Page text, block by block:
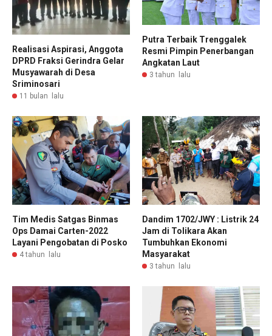
Realisasi Aspirasi, Anggota
DPRD Fraksi Gerindra Gelar
Musyawarah di Desa
Sriminosari
11 bulan lalu
Putra Terbaik Trenggalek
Resmi Pimpin Penerbangan
Angkatan Laut
3 tahun lalu
Tim Medis Satgas Binmas
Ops Damai Carten-2022
Layani Pengobatan di Posko
4 tahun lalu
Dandim 1702/JWY : Listrik 24
Jam di Tolikara Akan
Tumbuhkan Ekonomi
Masyarakat
3 tahun lalu